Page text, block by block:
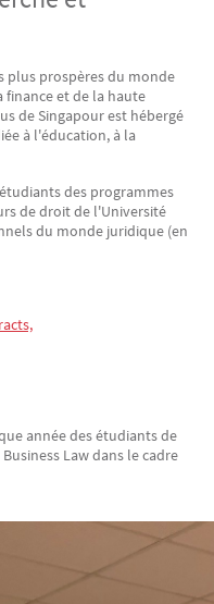
plus prospères du monde
finance et de la haute
de Singapour est hébergé
à l'éducation, à la
des programmes
de droit de l'Université
du monde juridique (en
année des étudiants de
Law dans le cadre